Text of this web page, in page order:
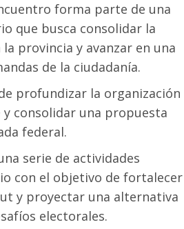
forma parte de una
que busca consolidar la
provincia y avanzar en una
de la ciudadanía.
profundizar la organización
consolidar una propuesta
federal.
serie de actividades
con el objetivo de fortalecer
y proyectar una alternativa
electorales.